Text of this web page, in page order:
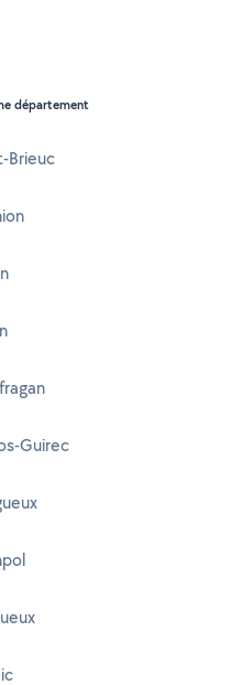
département
Brieuc
Guirec